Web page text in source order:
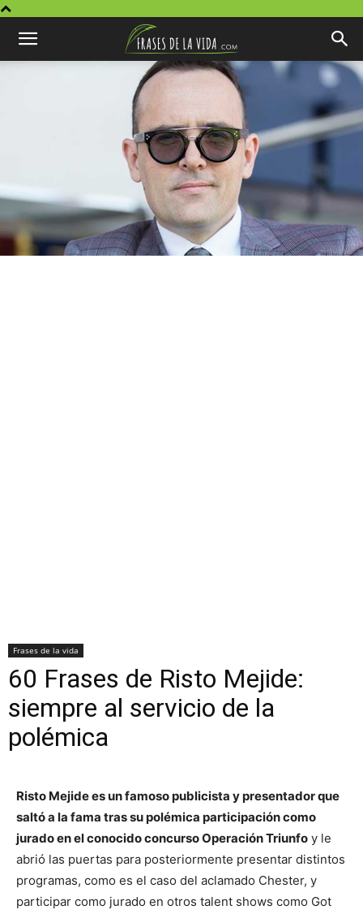
Frases de la vida
60 Frases de Risto Mejide:
siempre al servicio de la
polémica
Risto Mejide es un famoso publicista y presentador que
saltó a la fama tras su polémica participación como
jurado en el conocido concurso Operación Triunfo y le
abrió las puertas para posteriormente presentar distintos
programas, como es el caso del aclamado Chester, y
participar como jurado en otros talent shows como Got